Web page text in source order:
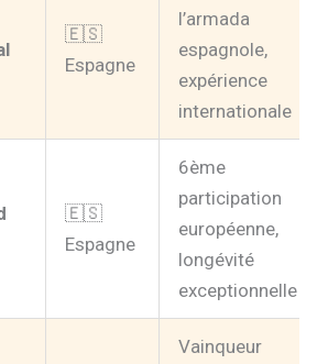
🇪🇸
Espagne
l’armada
espagnole,
expérience
internationale
🇪🇸
Espagne
6ème
participation
européenne,
longévité
exceptionnelle
Vainqueur